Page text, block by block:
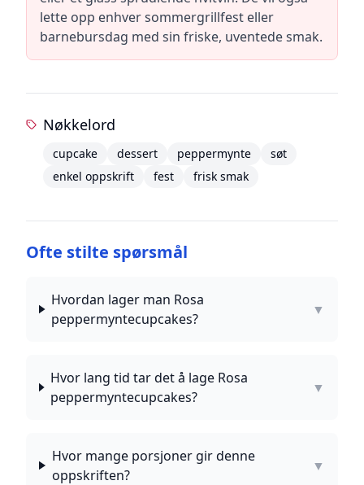
lette opp enhver sommergrillfest eller
barnebursdag med sin friske, uventede smak.
Nøkkelord
cupcake dessert peppermynte
søt
enkel oppskrift
fest frisk smak
Ofte stilte spørsmål
Hvordan lager man Rosa
peppermyntecupcakes?
▼
Hvor lang tid tar det å lage Rosa
peppermyntecupcakes?
▼
Hvor mange porsjoner gir denne
oppskriften?
▼